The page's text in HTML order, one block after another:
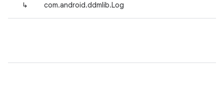
↳ com.android.ddmlib.Log